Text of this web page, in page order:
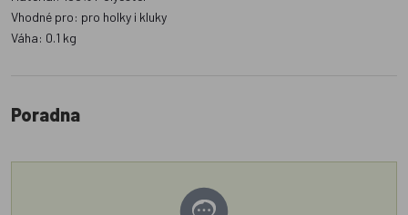
Vhodné pro: pro holky i kluky
Váha: 0.1 kg
Poradna